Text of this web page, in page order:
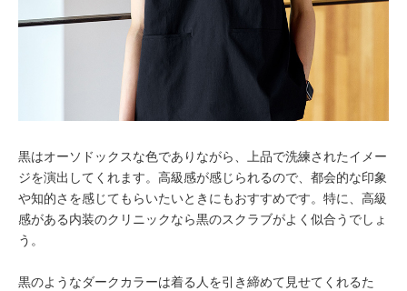
黒はオーソドックスな色でありながら、上品で洗練されたイメー
ジを演出してくれます。高級感が感じられるので、都会的な印象
や知的さを感じてもらいたいときにもおすすめです。特に、高級
感がある内装のクリニックなら黒のスクラブがよく似合うでしょ
う。
黒のようなダークカラーは着る人を引き締めて見せてくれるた